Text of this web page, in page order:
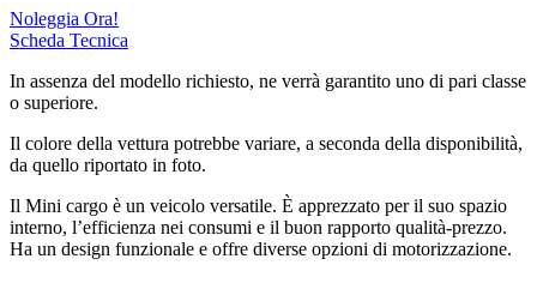
Noleggia Ora!
Scheda Tecnica
In assenza del modello richiesto, ne verrà garantito uno di pari classe
o superiore.
Il colore della vettura potrebbe variare, a seconda della disponibilità,
da quello riportato in foto.
Il Mini cargo è un veicolo versatile. È apprezzato per il suo spazio
interno, l’efficienza nei consumi e il buon rapporto qualità-prezzo.
Ha un design funzionale e offre diverse opzioni di motorizzazione.